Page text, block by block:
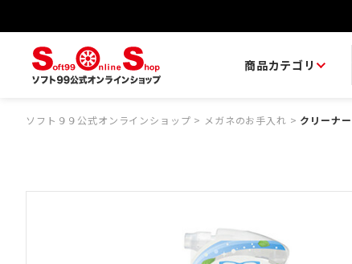
商品カテゴリ
ソフト９９公式オンラインショップ > メガネのお手入れ > クリーナー